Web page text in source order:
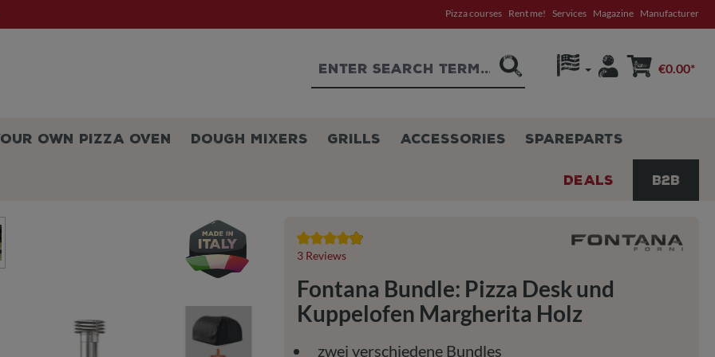
Pizza courses Rent me! Services Magazine Manufacturer
€0.00*
OWN PIZZA OVEN DOUGH MIXERS GRILLS ACCESSORIES SPAREPARTS
DEALS B2B
Average rating of 4.9 out of 5 stars
3 Reviews
Fontana Bundle: Pizza Desk und
Kuppelofen Margherita Holz
zwei verschiedene Bundles